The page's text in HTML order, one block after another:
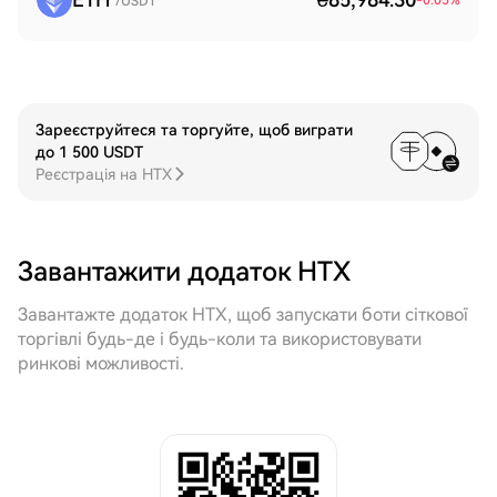
Зареєструйтеся та торгуйте, щоб виграти
до 1 500 USDT
Реєстрація на HTX
Завантажити додаток HTX
Завантажте додаток HTX, щоб запускати боти сіткової
торгівлі будь-де і будь-коли та використовувати
ринкові можливості.